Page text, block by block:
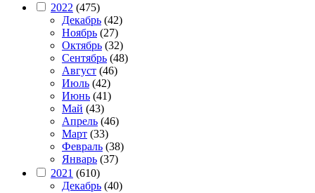
2022 (475)
Декабрь (42)
Ноябрь (27)
Октябрь (32)
Сентябрь (48)
Август (46)
Июль (42)
Июнь (41)
Май (43)
Апрель (46)
Март (33)
Февраль (38)
Январь (37)
2021 (610)
Декабрь (40)